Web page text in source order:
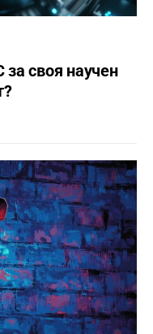
за своя научен